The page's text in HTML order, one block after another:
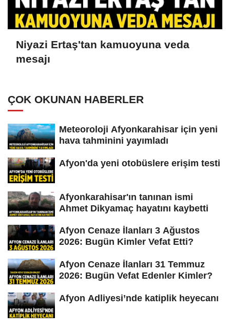
Niyazi Ertaş'tan kamuoyuna veda
mesajı
ÇOK OKUNAN HABERLER
Meteoroloji Afyonkarahisar için yeni
hava tahminini yayımladı
Afyon'da yeni otobüslere erişim testi
Afyonkarahisar'ın tanınan ismi
Ahmet Dikyamaç hayatını kaybetti
Afyon Cenaze İlanları 3 Ağustos
2026: Bugün Kimler Vefat Etti?
Afyon Cenaze İlanları 31 Temmuz
2026: Bugün Vefat Edenler Kimler?
Afyon Adliyesi’nde katiplik heyecanı